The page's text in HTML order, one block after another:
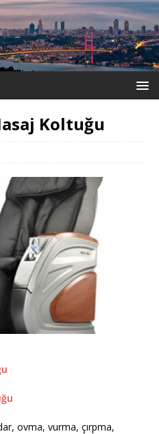
Koltuğu
ovma, vurma, çırpma,